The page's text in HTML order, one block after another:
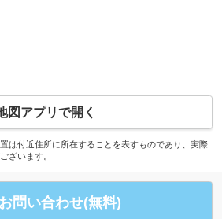
図アプリで開く
は付近住所に所在することを表すものであり、実際
ざいます。
お問い合わせ(無料)